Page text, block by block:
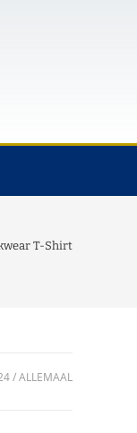
T-Shirt
ALLEMAAL